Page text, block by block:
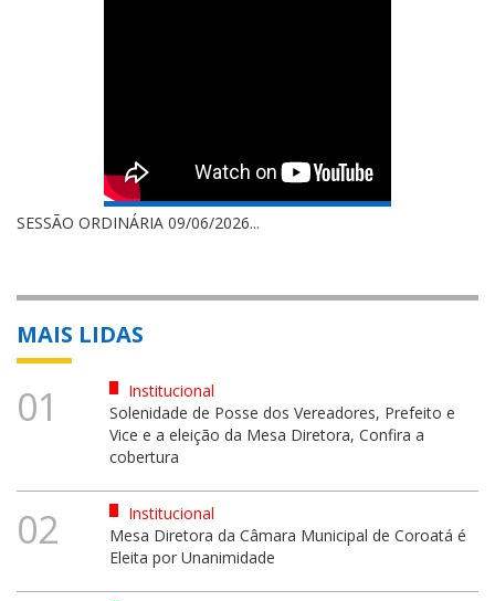
SESSÃO ORDINÁRIA 09/06/2026...
MAIS LIDAS
01
Institucional
Solenidade de Posse dos Vereadores, Prefeito e
Vice e a eleição da Mesa Diretora, Confira a
cobertura
02
Institucional
Mesa Diretora da Câmara Municipal de Coroatá é
Eleita por Unanimidade